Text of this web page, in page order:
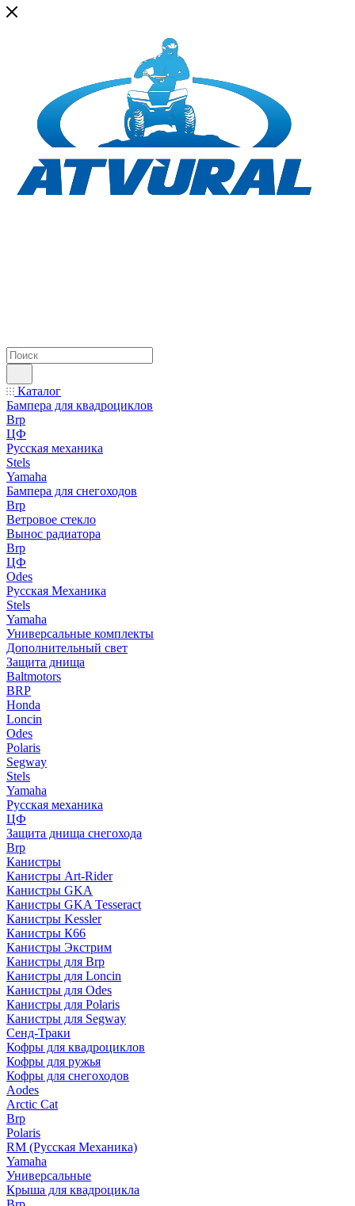
Каталог
Бампера для квадроциклов
Brp
ЦФ
Русская механика
Stels
Yamaha
Бампера для снегоходов
Brp
Ветровое стекло
Вынос радиатора
Brp
ЦФ
Odes
Русская Механика
Stels
Yamaha
Универсальные комплекты
Дополнительный свет
Защита днища
Baltmotors
BRP
Honda
Loncin
Odes
Polaris
Segway
Stels
Yamaha
Русская механика
ЦФ
Защита днища снегохода
Brp
Канистры
Канистры Art-Rider
Канистры GKA
Канистры GKA Tesseract
Канистры Kessler
Канистры К66
Канистры Экстрим
Канистры для Brp
Канистры для Loncin
Канистры для Odes
Канистры для Polaris
Канистры для Segway
Сенд-Траки
Кофры для квадроциклов
Кофры для ружья
Кофры для снегоходов
Aodes
Arctic Cat
Brp
Polaris
RM (Русская Механика)
Yamaha
Универсальные
Крыша для квадроцикла